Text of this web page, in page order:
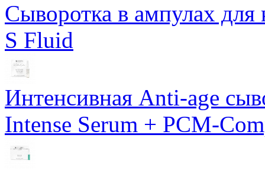
Сыворотка в ампулах для
S Fluid
Интенсивная Anti-age
Intense Serum + PCM-